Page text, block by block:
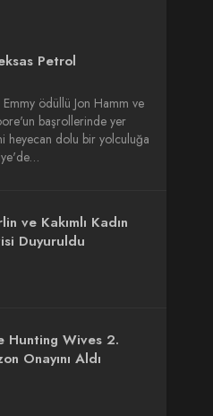
Petrol
ödüllü Jon Hamm ve
başrollerinde yer
heyecan dolu bir yolculuğa
ve Kakımlı Kadın
Duyuruldu
Hunting Wives 2.
Onayını Aldı